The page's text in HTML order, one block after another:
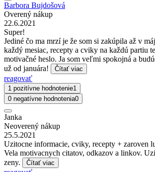
Barbora Bujdošová
Overený nákup
22.6.2021
Super!
Jediné čo ma mrzí je že som si zakúpila až v
každý mesiac, recepty a cviky na každú partiu
motivačné heslo. Ja som veľmi spokojná a
už od januára!
Čítať viac
reagovať
1 pozitívne hodnotenie1
0 negatívne hodnotenia0
Janka
Neoverený nákup
25.5.2021
Uzitocne informacie, cviky, recepty + zaroven
Vela motivacnych citatov, odkazov a linkov.
zeny.
Čítať viac